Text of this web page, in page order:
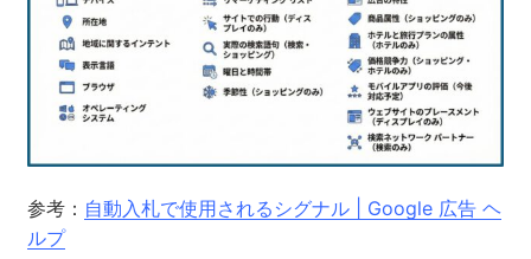
参考： 自動入札で使用されるシグナル | Google 広告 ヘ
ルプ